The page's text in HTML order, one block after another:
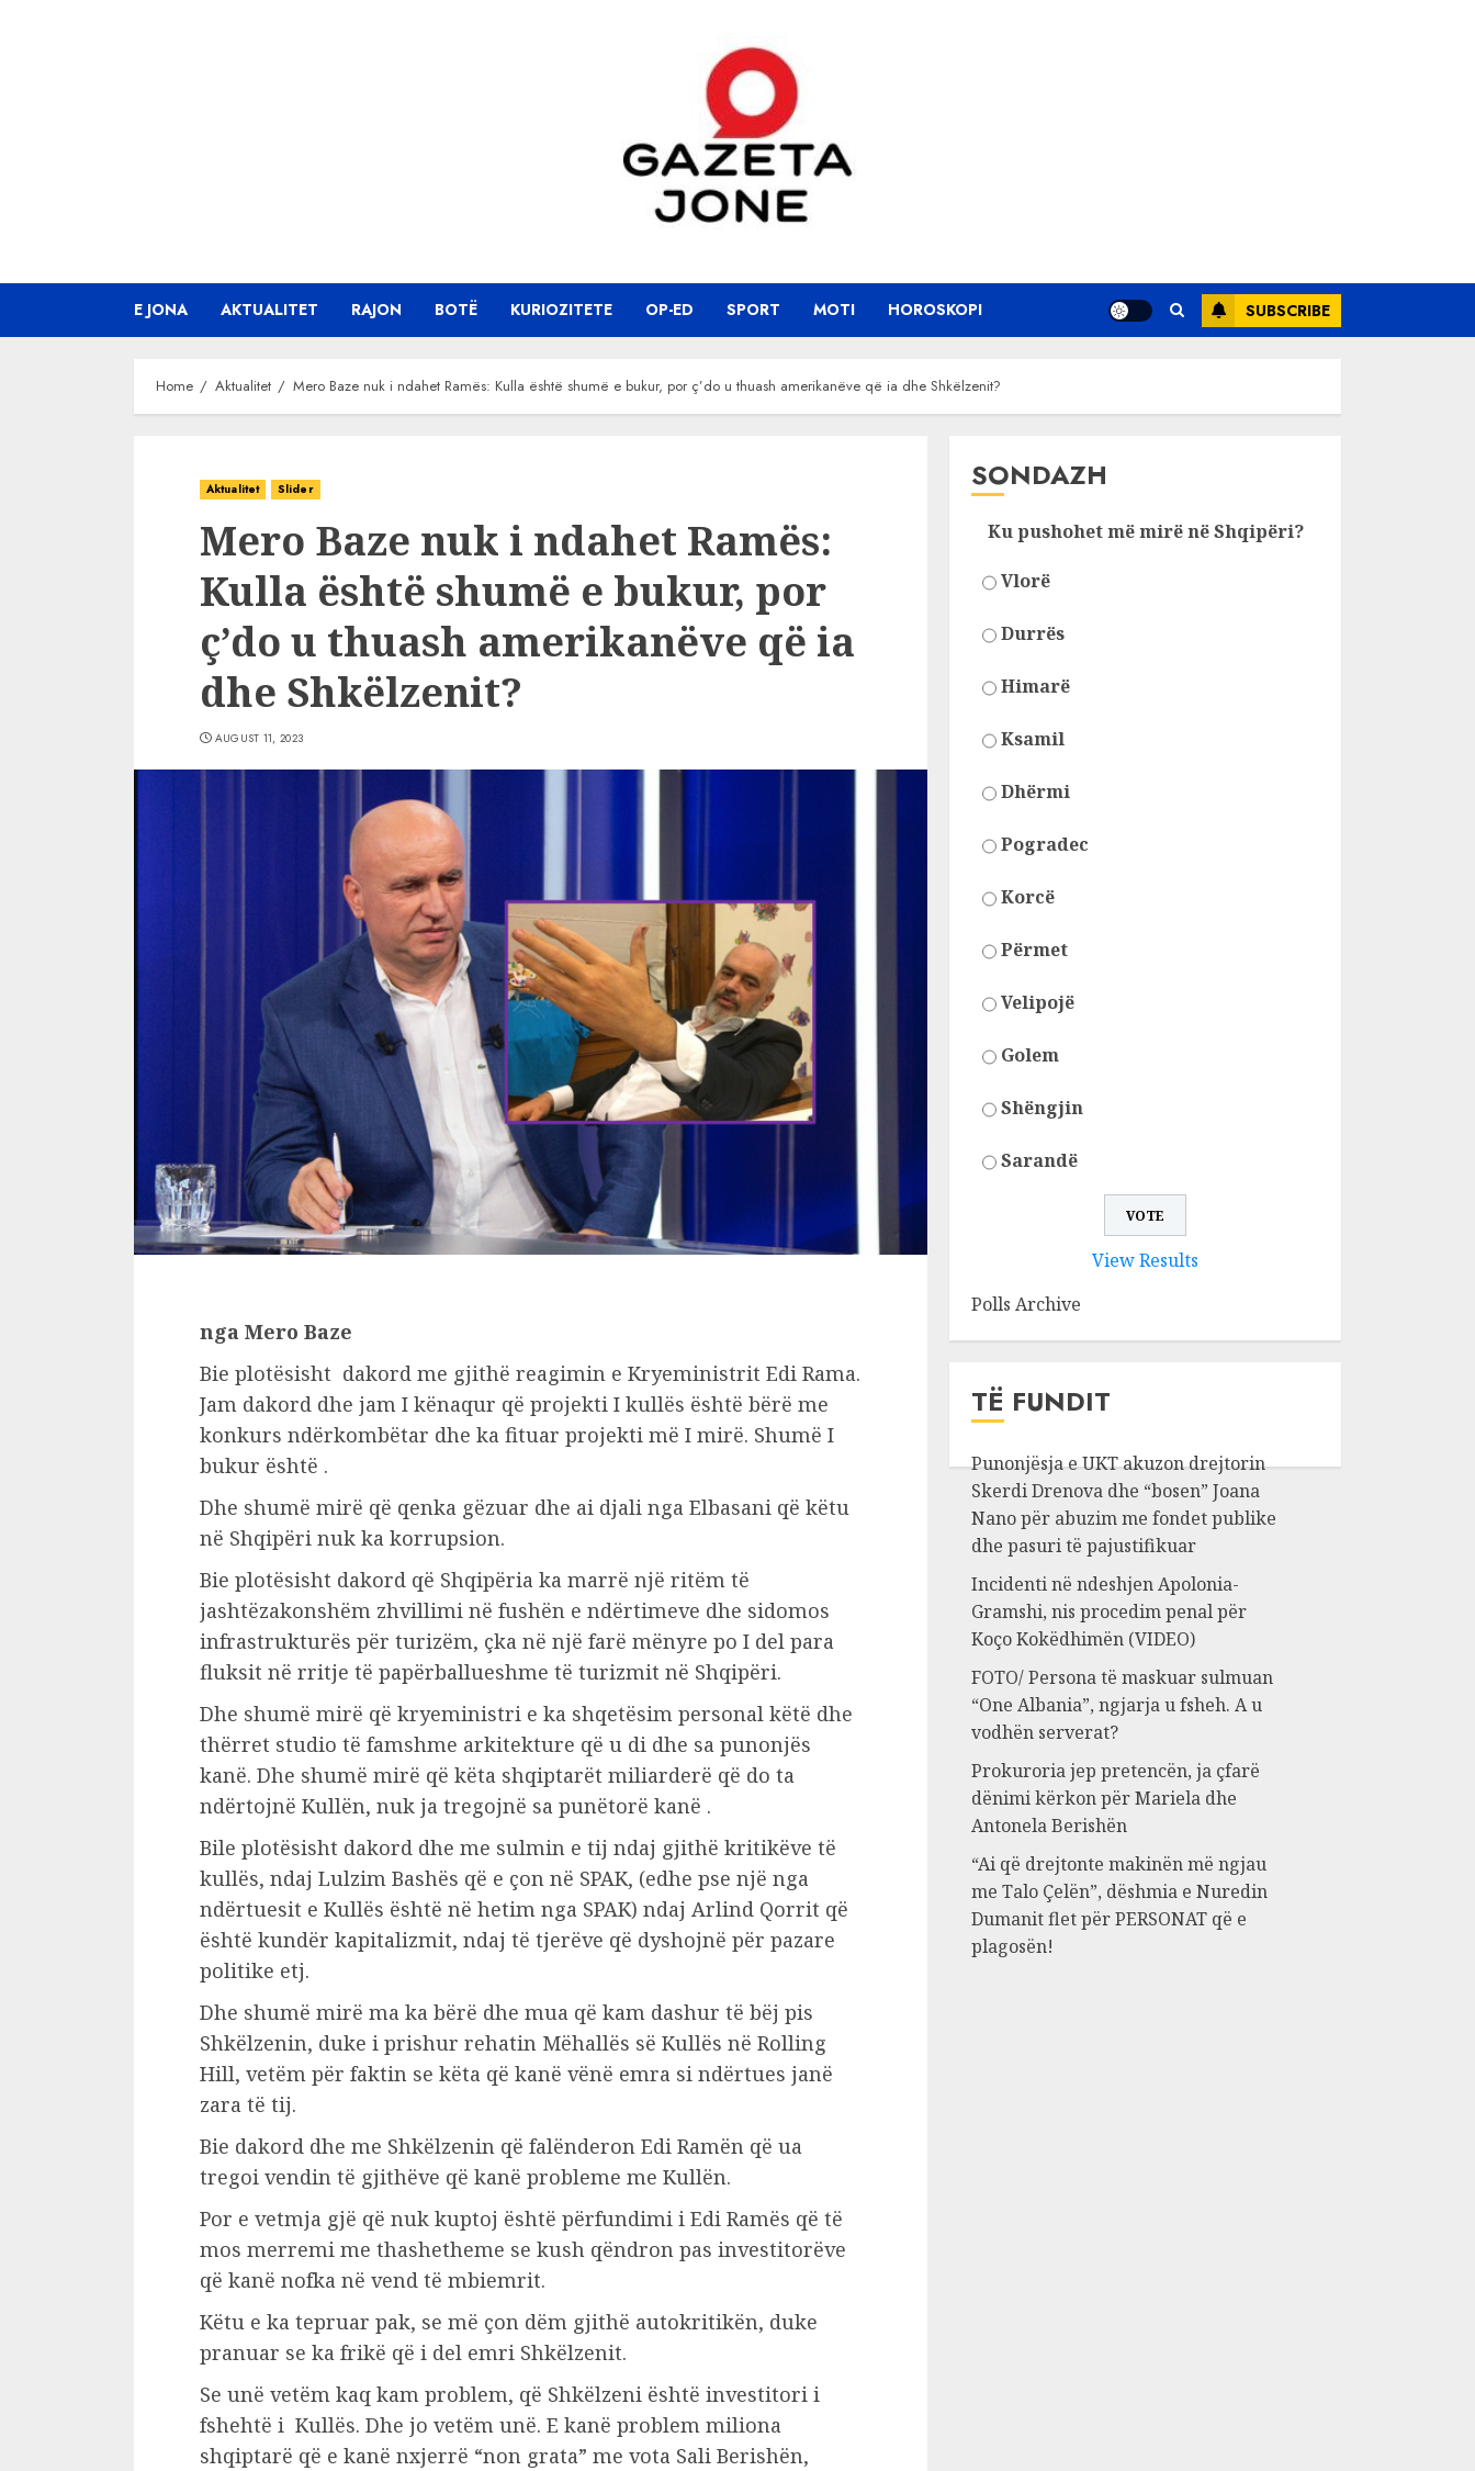
E JONA AKTUALITET RAJON BOTË KURIOZITETE OP-ED SPORT MOTI HOROSKOPI SUBSCRIBE
Home Aktualitet Mero Baze nuk i ndahet Ramës: Kulla është shumë e bukur, por ç’do u thuash amerikanëve që ia dhe Shkëlzenit?
Aktualitet Slider
Mero Baze nuk i ndahet Ramës:
Kulla është shumë e bukur, por
ç’do u thuash amerikanëve që ia
dhe Shkëlzenit?
AUGUST 11, 2023
nga Mero Baze
Bie plotësisht dakord me gjithë reagimin e Kryeministrit Edi Rama.
Jam dakord dhe jam I kënaqur që projekti I kullës është bërë me
konkurs ndërkombëtar dhe ka fituar projekti më I mirë. Shumë I
bukur është .
Dhe shumë mirë që qenka gëzuar dhe ai djali nga Elbasani që këtu
në Shqipëri nuk ka korrupsion.
Bie plotësisht dakord që Shqipëria ka marrë një ritëm të
jashtëzakonshëm zhvillimi në fushën e ndërtimeve dhe sidomos
infrastrukturës për turizëm, çka në një farë mënyre po I del para
fluksit në rritje të papërballueshme të turizmit në Shqipëri.
Dhe shumë mirë që kryeministri e ka shqetësim personal këtë dhe
thërret studio të famshme arkitekture që u di dhe sa punonjës
kanë. Dhe shumë mirë që këta shqiptarët miliarderë që do ta
ndërtojnë Kullën, nuk ja tregojnë sa punëtorë kanë .
Bile plotësisht dakord dhe me sulmin e tij ndaj gjithë kritikëve të
kullës, ndaj Lulzim Bashës që e çon në SPAK, (edhe pse një nga
ndërtuesit e Kullës është në hetim nga SPAK) ndaj Arlind Qorrit që
është kundër kapitalizmit, ndaj të tjerëve që dyshojnë për pazare
politike etj.
Dhe shumë mirë ma ka bërë dhe mua që kam dashur të bëj pis
Shkëlzenin, duke i prishur rehatin Mëhallës së Kullës në Rolling
Hill, vetëm për faktin se këta që kanë vënë emra si ndërtues janë
zara të tij.
Bie dakord dhe me Shkëlzenin që falënderon Edi Ramën që ua
tregoi vendin të gjithëve që kanë probleme me Kullën.
Por e vetmja gjë që nuk kuptoj është përfundimi i Edi Ramës që të
mos merremi me thashetheme se kush qëndron pas investitorëve
që kanë nofka në vend të mbiemrit.
Këtu e ka tepruar pak, se më çon dëm gjithë autokritikën, duke
pranuar se ka frikë që i del emri Shkëlzenit.
Se unë vetëm kaq kam problem, që Shkëlzeni është investitori i
fshehtë i Kullës. Dhe jo vetëm unë. E kanë problem miliona
shqiptarë që e kanë nxjerrë “non grata” me vota Sali Berishën,
SONDAZH
Ku pushohet më mirë në Shqipëri?
Vlorë
Durrës
Himarë
Ksamil
Dhërmi
Pogradec
Korcë
Përmet
Velipojë
Golem
Shëngjin
Sarandë
View Results
Polls Archive
TË FUNDIT
Punonjësja e UKT akuzon drejtorin
Skerdi Drenova dhe “bosen” Joana
Nano për abuzim me fondet publike
dhe pasuri të pajustifikuar
Incidenti në ndeshjen Apolonia-
Gramshi, nis procedim penal për
Koço Kokëdhimën (VIDEO)
FOTO/ Persona të maskuar sulmuan
“One Albania”, ngjarja u fsheh. A u
vodhën serverat?
Prokuroria jep pretencën, ja çfarë
dënimi kërkon për Mariela dhe
Antonela Berishën
“Ai që drejtonte makinën më ngjau
me Talo Çelën”, dëshmia e Nuredin
Dumanit flet për PERSONAT që e
plagosën!